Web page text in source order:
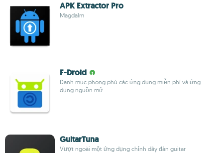
APK Extractor Pro
Magdalm
F-Droid
Danh mục phong phú các ứng dụng miễn phí và ứng
dụng nguồn mở
GuitarTuna
Vượt ngoài một ứng dụng chỉnh dây đàn guitar